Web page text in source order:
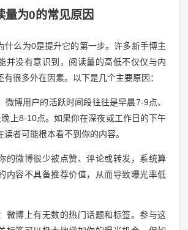
量为0的常见原因
什么为0是提升它的第一步。许多新手博主
并没有意识到，阅读量的高低不仅仅与内
很多外在因素。以下是几个主要原因：
微博用户的活跃时间段往往是早晨7-9点、
上8-10点。如果你在深夜或工作日的下午
者可能根本看不到你的内容。
的微博很少被点赞、评论或转发，系统算
内容不具备推荐价值，从而导致曝光率低
微博上有无数的热门话题和标签。参与这